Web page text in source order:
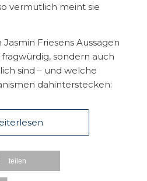
vermutlich meint sie
Friesens Aussagen
sondern auch
sind – und welche
dahinterstecken:
teilen